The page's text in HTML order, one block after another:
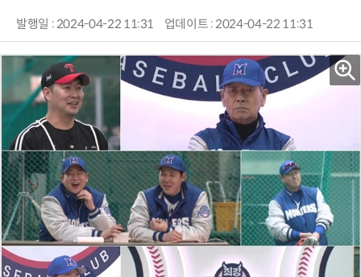
발행일 : 2024-04-22 11:31 업데이트 : 2024-04-22 11:31